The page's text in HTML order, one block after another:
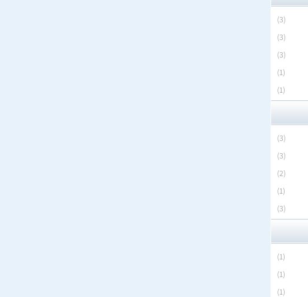
(
3
)
(
3
)
(
3
)
(
1
)
(
1
)
(
3
)
(
3
)
(
2
)
(
1
)
(
3
)
(
1
)
(
1
)
(
1
)